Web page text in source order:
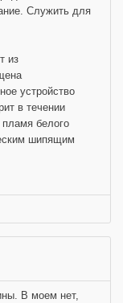
Служить для
из
устройство
в течении
пламя белого
шипящим
В моем нет,